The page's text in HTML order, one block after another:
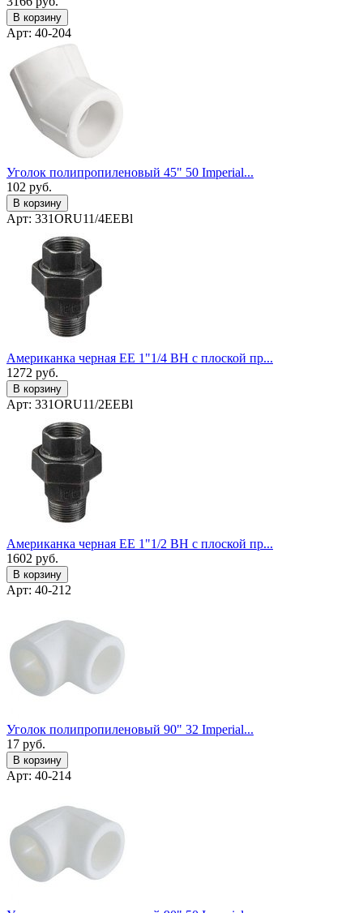
В корзину
Арт: 40-204
Уголок полипропиленовый 45" 50 Imperial...
102 руб.
В корзину
Арт: 331ORU11/4EEBl
Американка черная EE 1"1/4 ВН с плоской пр...
1272 руб.
В корзину
Арт: 331ORU11/2EEBl
Американка черная EE 1"1/2 ВН с плоской пр...
1602 руб.
В корзину
Арт: 40-212
Уголок полипропиленовый 90" 32 Imperial...
17 руб.
В корзину
Арт: 40-214